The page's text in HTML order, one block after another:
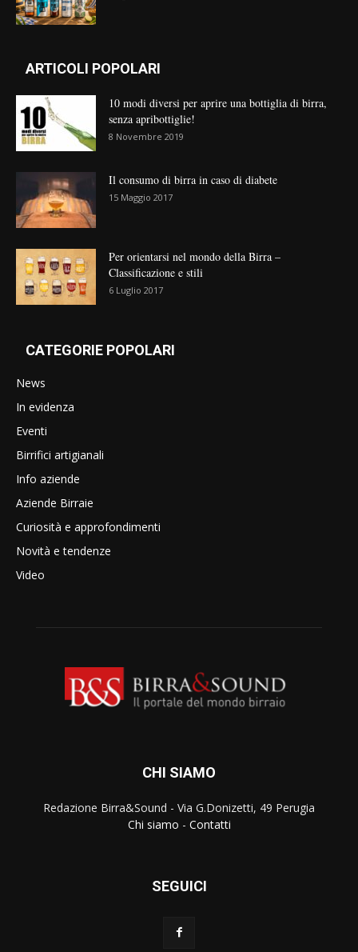
ARTICOLI POPOLARI
10 modi diversi per aprire una bottiglia di birra,
senza apribottiglie!
8 Novembre 2019
Il consumo di birra in caso di diabete
15 Maggio 2017
Per orientarsi nel mondo della Birra –
Classificazione e stili
6 Luglio 2017
CATEGORIE POPOLARI
News
In evidenza
Eventi
Birrifici artigianali
Info aziende
Aziende Birraie
Curiosità e approfondimenti
Novità e tendenze
Video
CHI SIAMO
Redazione Birra&Sound - Via G.Donizetti, 49 Perugia
Chi siamo - Contatti
SEGUICI